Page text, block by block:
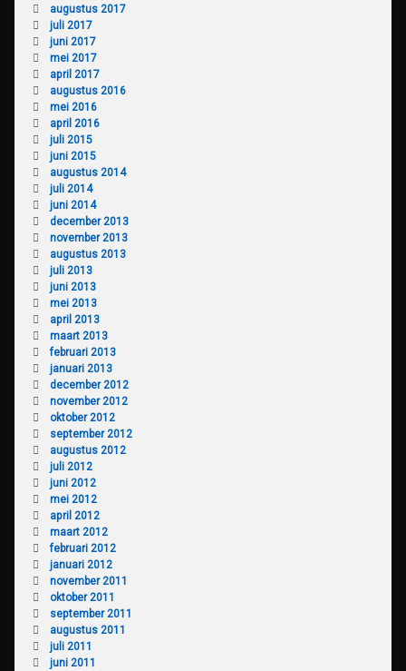
augustus 2017
juli 2017
juni 2017
mei 2017
april 2017
augustus 2016
mei 2016
april 2016
juli 2015
juni 2015
augustus 2014
juli 2014
juni 2014
december 2013
november 2013
augustus 2013
juli 2013
juni 2013
mei 2013
april 2013
maart 2013
februari 2013
januari 2013
december 2012
november 2012
oktober 2012
september 2012
augustus 2012
juli 2012
juni 2012
mei 2012
april 2012
maart 2012
februari 2012
januari 2012
november 2011
oktober 2011
september 2011
augustus 2011
juli 2011
juni 2011